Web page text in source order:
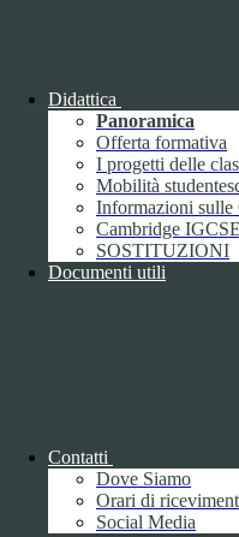
Didattica
Panoramica
Offerta formativa
I progetti delle
Mobilità
Informazioni
Cambridge
SOSTITUZIONI
Documenti utili
Contatti
Dove Siamo
Orari di
Social Media